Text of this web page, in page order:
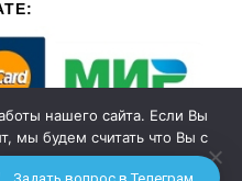
Задать вопрос в Телеграм
нашего сайта. Если Вы
мы будем считать что Вы с